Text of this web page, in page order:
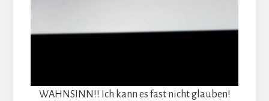
WAHNSINN!! Ich kann es fast nicht glauben!